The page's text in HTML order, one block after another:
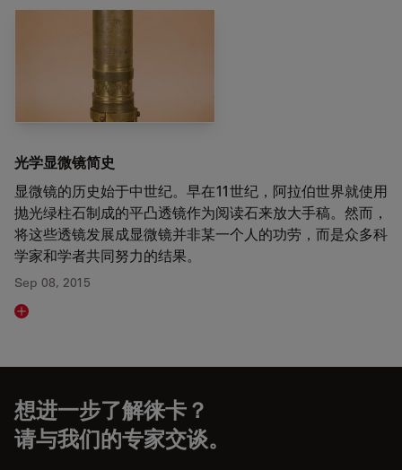
光学显微镜简史
显微镜的历史始于中世纪。早在11世纪，阿拉伯世界就使用
抛光绿柱石制成的平凸透镜作为阅读石来放大手稿。然而，
将这些透镜发展成显微镜并非某一个人的功劳，而是众多科
学家和学者共同努力的结果。
Sep 08, 2015
Read article
想进一步了解徕卡？
请与我们的专家交谈。